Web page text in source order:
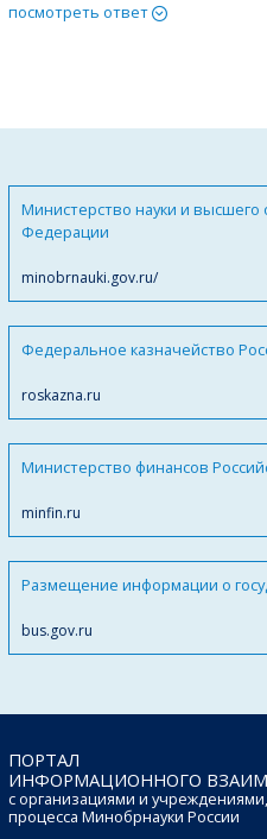
посмотреть ответ
Министерство науки и высшего
Федерации
minobrnauki.gov.ru/
Федеральное казначейство
roskazna.ru
Министерство финансов
minfin.ru
Размещение информации о
bus.gov.ru
ПОРТАЛ
ИНФОРМАЦИОННОГО
с организациями и
процесса Минобрнауки России